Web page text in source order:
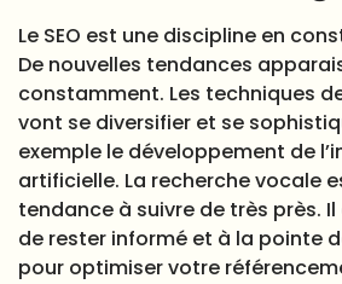
Le SEO est une discipline en
De nouvelles tendances
constamment. Les techniques
vont se diversifier et se
exemple le développement de
artificielle. La recherche vocale
tendance à suivre de très près.
de rester informé et à la pointe
pour optimiser votre